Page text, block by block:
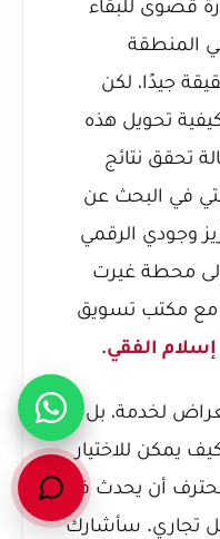
قصوى للبقاء
المنطقة
جيدًا، لكن
تحويل هذه
تحقق نتائج
في البحث عن
وجودي الرقمي
إلى محطة غيرت
مع مكتب تسويق
إسلام الفقي.
لخدمة، بل هو
يمكن للاختيار
أن يحدث فرقًا
تجاري. سأشارك